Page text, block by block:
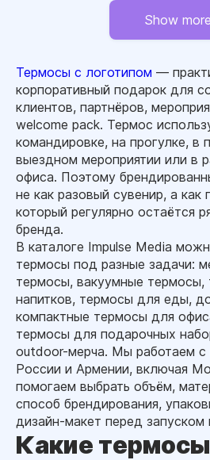
Show more
Термосы с логотипом —
корпоративный подарок для
клиентов, партнёров,
welcome pack. Термос
командировке, на прогулке, в
выездном мероприятии или в
офиса. Поэтому
не как разовый сувенир, а как
который регулярно остаётся
бренда.
В каталоге Impulse Media
термосы под разные задачи:
термосы, вакуумные термосы,
напитков, термосы для еды,
компактные термосы для
термосы для подарочных
outdoor-мерча. Мы работаем с
России и Армении, включая
помогаем выбрать объём,
способ брендирования,
дизайн-макет перед запуском
Какие